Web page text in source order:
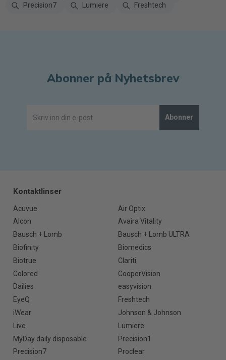
Precision7
Lumiere Freshtech
Abonner på Nyhetsbrev
Abonner
Kontaktlinser
Acuvue
Air Optix
Alcon
Avaira Vitality
Bausch + Lomb
Bausch + Lomb ULTRA
Biofinity
Biomedics
Biotrue
Clariti
Colored
CooperVision
Dailies
easyvision
EyeQ
Freshtech
iWear
Johnson & Johnson
Live
Lumiere
MyDay daily disposable
Precision1
Precision7
Proclear